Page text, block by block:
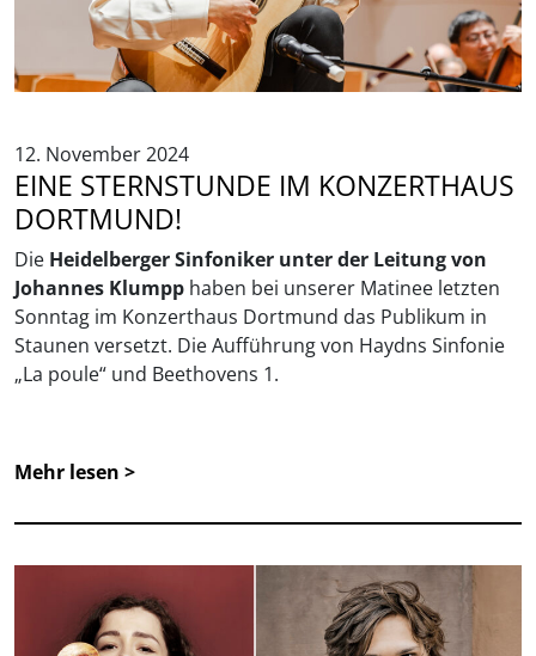
12. November 2024
EINE STERNSTUNDE IM KONZERTHAUS
DORTMUND!
Die Heidelberger Sinfoniker unter der Leitung von
Johannes Klumpp haben bei unserer Matinee letzten
Sonntag im Konzerthaus Dortmund das Publikum in
Staunen versetzt. Die Aufführung von Haydns Sinfonie
„La poule“ und Beethovens 1.
Mehr lesen >